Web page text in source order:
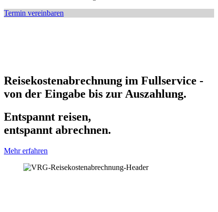
Termin vereinbaren
Reisekostenabrechnung im Fullservice -
von der Eingabe bis zur Auszahlung.
Entspannt reisen,
entspannt abrechnen.
Mehr erfahren